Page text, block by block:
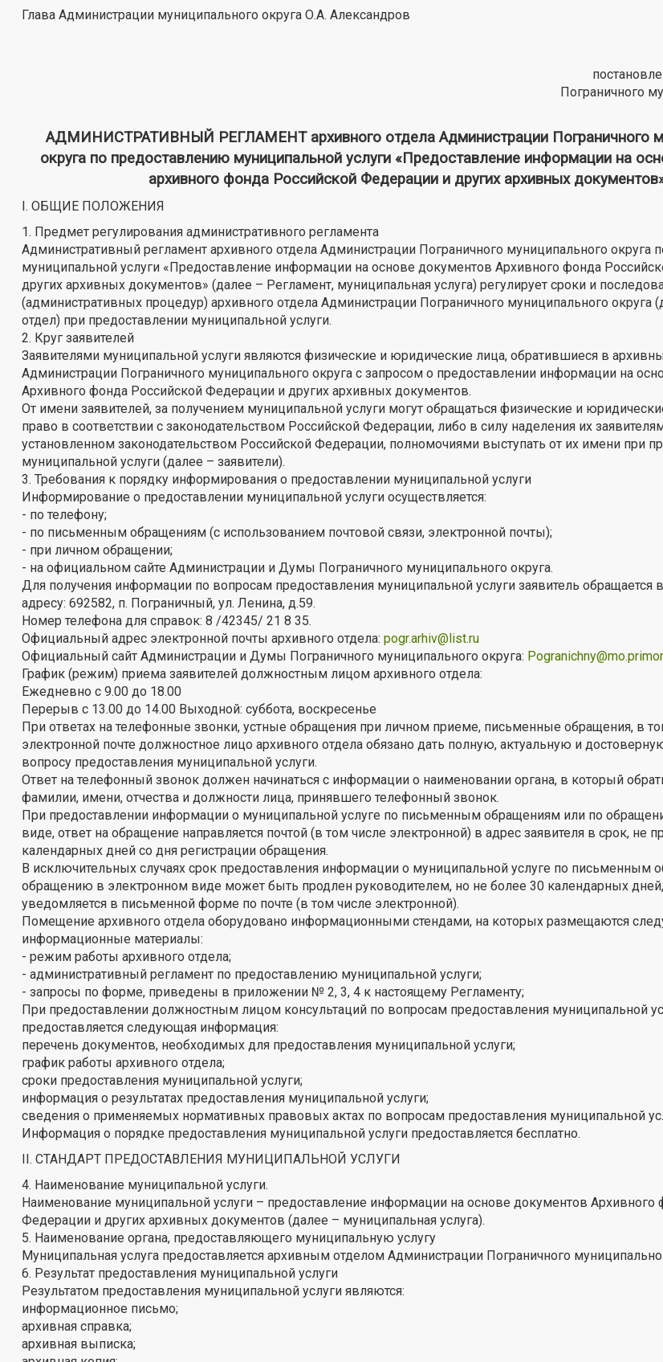
Глава Администрации муниципального округа О.А. Александров
Пограничного
АДМИНИСТРАТИВНЫЙ РЕГЛАМЕНТ архивного отдела Администрации Пограничного
округа по предоставлению муниципальной услуги «Предоставление информации на
архивного фонда Российской Федерации и других архивных
I. ОБЩИЕ ПОЛОЖЕНИЯ
1. Предмет регулирования административного регламента
Административный регламент архивного отдела Администрации Пограничного муниципального округа
муниципальной услуги «Предоставление информации на основе документов Архивного фонда
других архивных документов» (далее – Регламент, муниципальная услуга) регулирует сроки и
(административных процедур) архивного отдела Администрации Пограничного муниципального округа
отдел) при предоставлении муниципальной услуги.
2. Круг заявителей
Заявителями муниципальной услуги являются физические и юридические лица, обратившиеся в
Администрации Пограничного муниципального округа с запросом о предоставлении информации на
Архивного фонда Российской Федерации и других архивных документов.
От имени заявителей, за получением муниципальной услуги могут обращаться физические и
право в соответствии с законодательством Российской Федерации, либо в силу наделения их
установленном законодательством Российской Федерации, полномочиями выступать от их имени при
муниципальной услуги (далее – заявители).
3. Требования к порядку информирования о предоставлении муниципальной услуги
Информирование о предоставлении муниципальной услуги осуществляется:
- по телефону;
- по письменным обращениям (с использованием почтовой связи, электронной почты);
- при личном обращении;
- на официальном сайте Администрации и Думы Пограничного муниципального округа.
Для получения информации по вопросам предоставления муниципальной услуги заявитель обращается
адресу: 692582, п. Пограничный, ул. Ленина, д.59.
Номер телефона для справок: 8 /42345/ 21 8 35.
Официальный адрес электронной почты архивного отдела: pogr.arhiv@list.ru
Официальный сайт Администрации и Думы Пограничного муниципального округа:
График (режим) приема заявителей должностным лицом архивного отдела:
Ежедневно с 9.00 до 18.00
Перерыв с 13.00 до 14.00 Выходной: суббота, воскресенье
При ответах на телефонные звонки, устные обращения при личном приеме, письменные обращения, в
электронной почте должностное лицо архивного отдела обязано дать полную, актуальную и
вопросу предоставления муниципальной услуги.
Ответ на телефонный звонок должен начинаться с информации о наименовании органа, в который
фамилии, имени, отчества и должности лица, принявшего телефонный звонок.
При предоставлении информации о муниципальной услуге по письменным обращениям или по
виде, ответ на обращение направляется почтой (в том числе электронной) в адрес заявителя в срок,
календарных дней со дня регистрации обращения.
В исключительных случаях срок предоставления информации о муниципальной услуге по письменным
обращению в электронном виде может быть продлен руководителем, но не более 30 календарных
уведомляется в письменной форме по почте (в том числе электронной).
Помещение архивного отдела оборудовано информационными стендами, на которых размещаются
информационные материалы:
- режим работы архивного отдела;
- административный регламент по предоставлению муниципальной услуги;
- запросы по форме, приведены в приложении № 2, 3, 4 к настоящему Регламенту;
При предоставлении должностным лицом консультаций по вопросам предоставления муниципальной
предоставляется следующая информация:
перечень документов, необходимых для предоставления муниципальной услуги;
график работы архивного отдела;
сроки предоставления муниципальной услуги;
информация о результатах предоставления муниципальной услуги;
сведения о применяемых нормативных правовых актах по вопросам предоставления муниципальной
Информация о порядке предоставления муниципальной услуги предоставляется бесплатно.
II. СТАНДАРТ ПРЕДОСТАВЛЕНИЯ МУНИЦИПАЛЬНОЙ УСЛУГИ
4. Наименование муниципальной услуги.
Наименование муниципальной услуги – предоставление информации на основе документов Архивного
Федерации и других архивных документов (далее – муниципальная услуга).
5. Наименование органа, предоставляющего муниципальную услугу
Муниципальная услуга предоставляется архивным отделом Администрации Пограничного
6. Результат предоставления муниципальной услуги
Результатом предоставления муниципальной услуги являются:
информационное письмо;
архивная справка;
архивная выписка;